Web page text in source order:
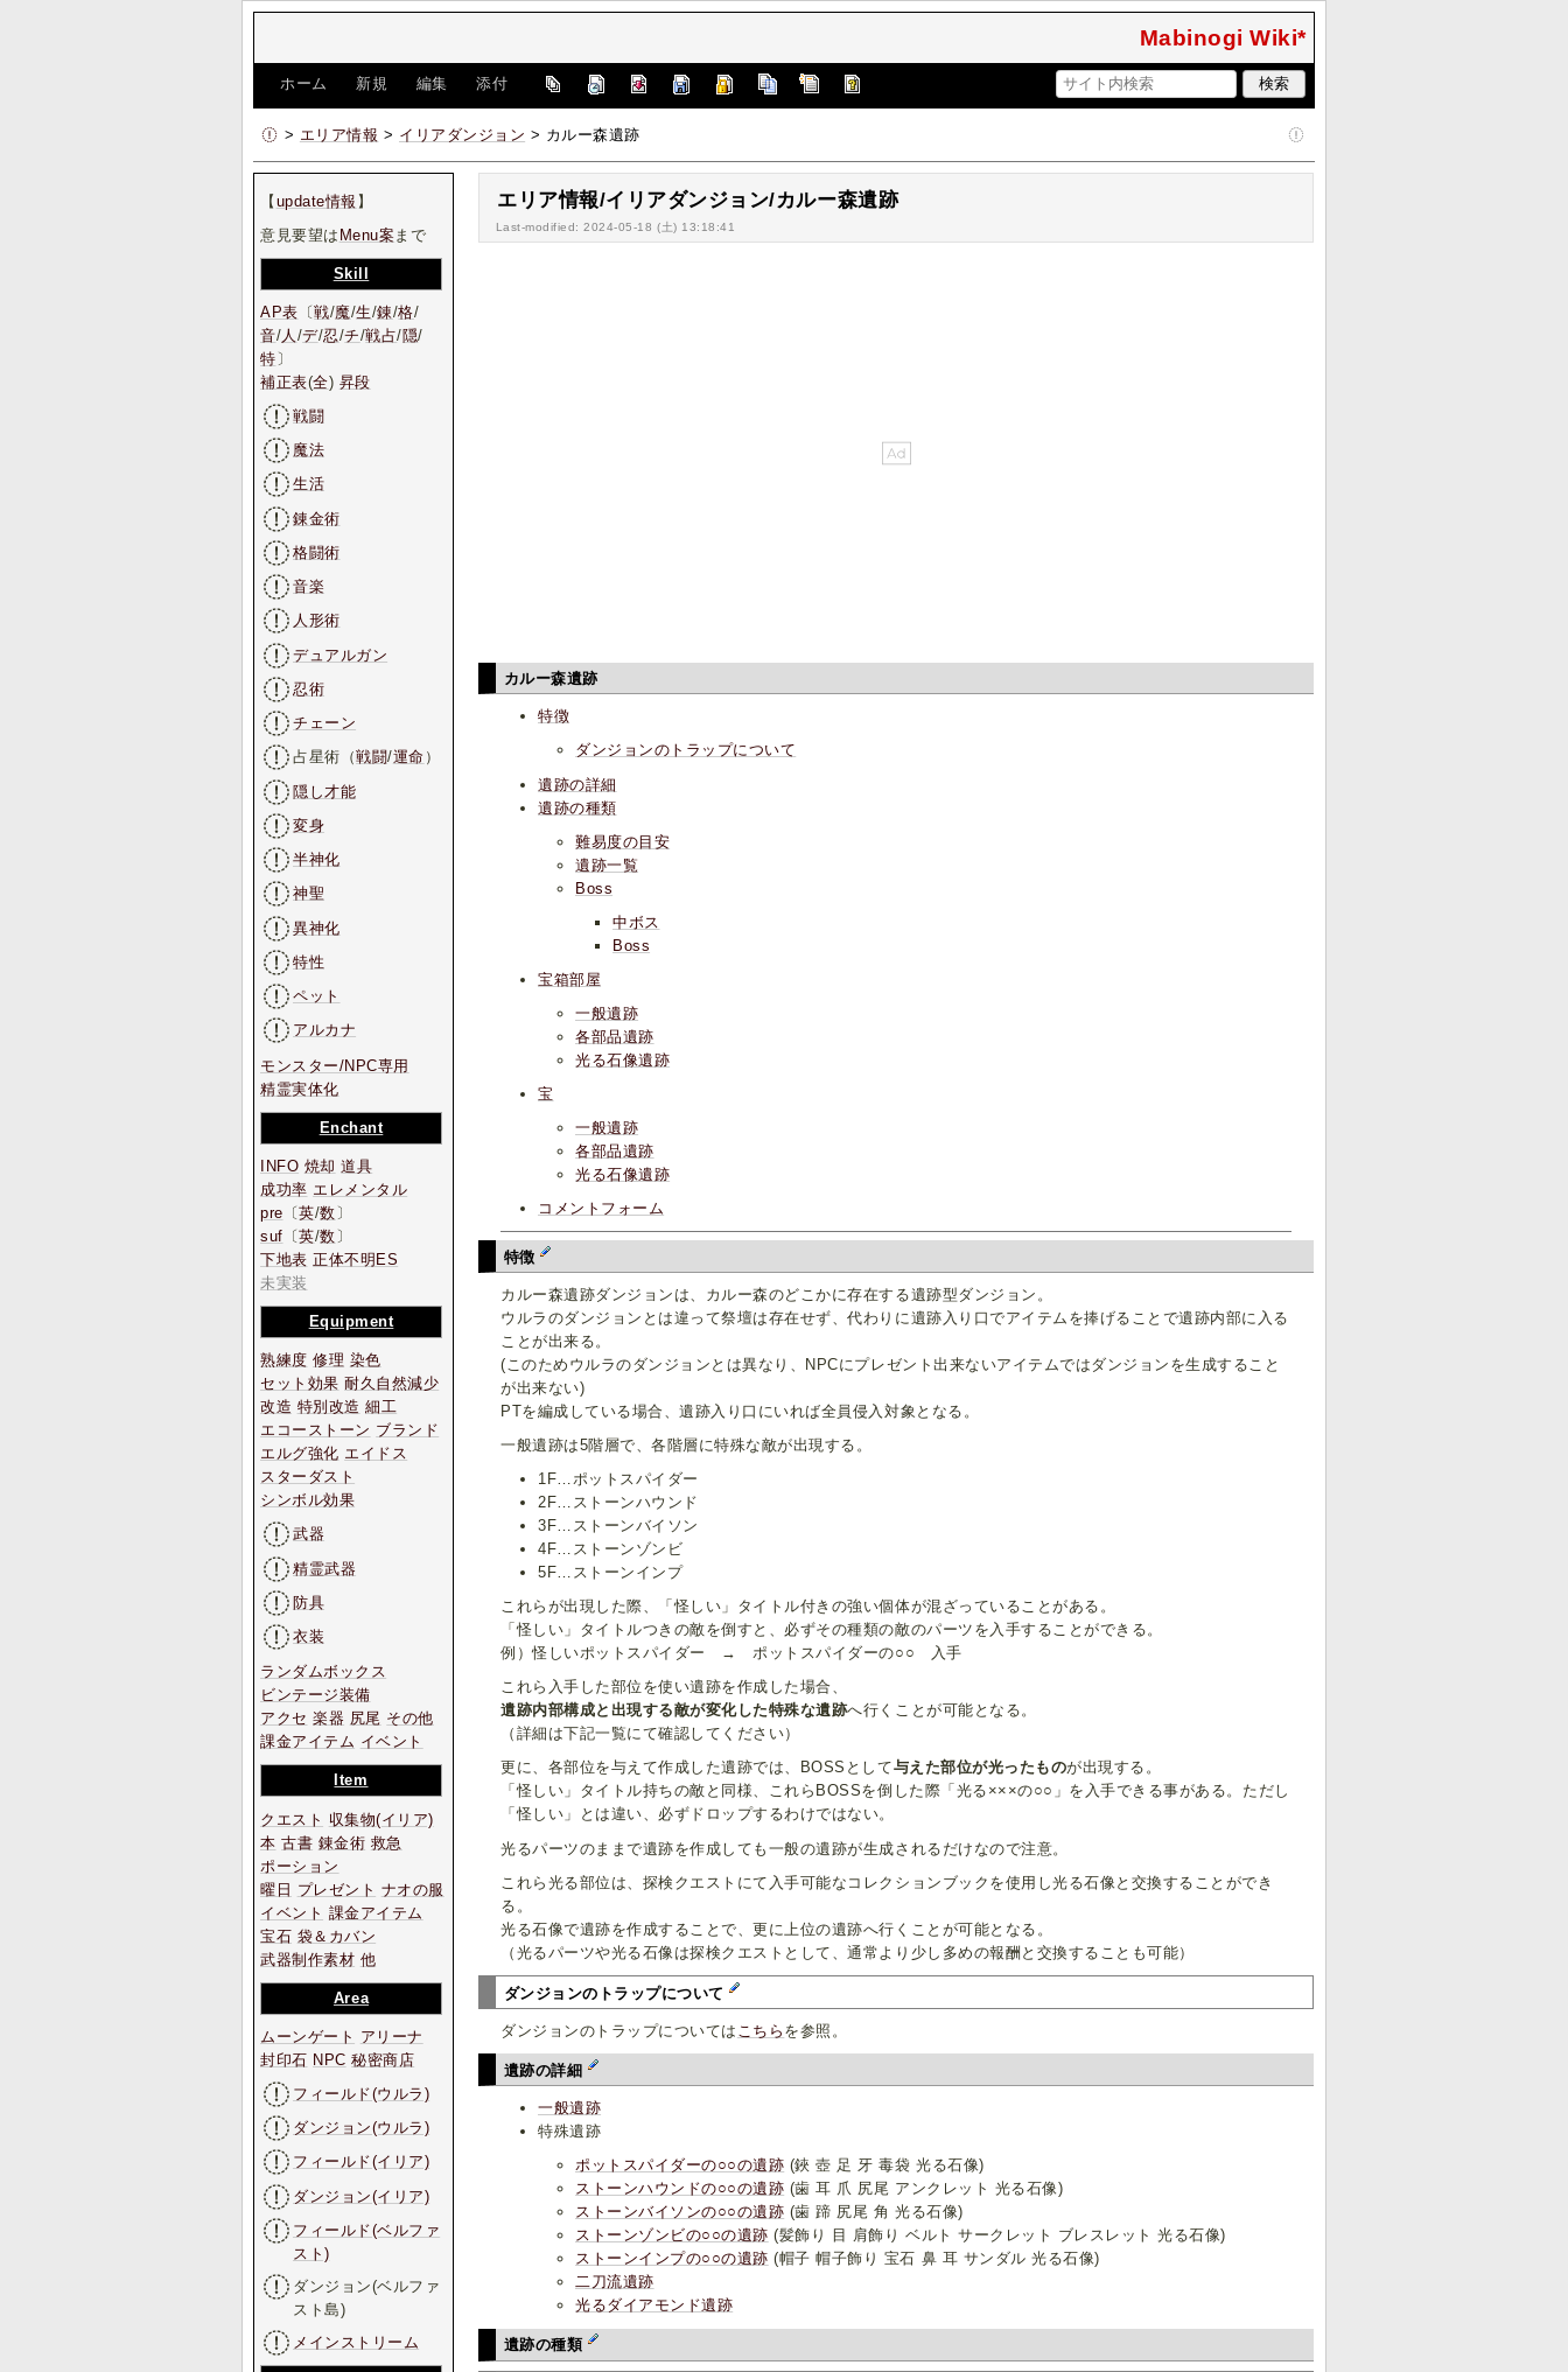
Mabinogi Wiki*
ホーム 新規 編集 添付
> エリア情報 > イリアダンジョン > カルー森遺跡
エリア情報/イリアダンジョン/カルー森遺跡
Last-modified: 2024-05-18 (土) 13:18:41
カルー森遺跡
特徴
ダンジョンのトラップについて
遺跡の詳細
遺跡の種類
難易度の目安
遺跡一覧
Boss
中ボス
Boss
宝箱部屋
一般遺跡
各部品遺跡
光る石像遺跡
宝
一般遺跡
各部品遺跡
光る石像遺跡
コメントフォーム
特徴
カルー森遺跡ダンジョンは、カルー森のどこかに存在する遺跡型ダンジョン。
ウルラのダンジョンとは違って祭壇は存在せず、代わりに遺跡入り口でアイテムを捧げることで遺跡内部に入る
ことが出来る。
(このためウルラのダンジョンとは異なり、NPCにプレゼント出来ないアイテムではダンジョンを生成すること
が出来ない)
PTを編成している場合、遺跡入り口にいれば全員侵入対象となる。
一般遺跡は5階層で、各階層に特殊な敵が出現する。
1F…ポットスパイダー
2F…ストーンハウンド
3F…ストーンバイソン
4F…ストーンゾンビ
5F…ストーンインプ
これらが出現した際、「怪しい」タイトル付きの強い個体が混ざっていることがある。
「怪しい」タイトルつきの敵を倒すと、必ずその種類の敵のパーツを入手することができる。
例）怪しいポットスパイダー → ポットスパイダーの○○ 入手
これら入手した部位を使い遺跡を作成した場合、
遺跡内部構成と出現する敵が変化した特殊な遺跡へ行くことが可能となる。
（詳細は下記一覧にて確認してください）
更に、各部位を与えて作成した遺跡では、BOSSとして与えた部位が光ったものが出現する。
「怪しい」タイトル持ちの敵と同様、これらBOSSを倒した際「光る×××の○○」を入手できる事がある。ただし
「怪しい」とは違い、必ずドロップするわけではない。
光るパーツのままで遺跡を作成しても一般の遺跡が生成されるだけなので注意。
これら光る部位は、探検クエストにて入手可能なコレクションブックを使用し光る石像と交換することができ
る。
光る石像で遺跡を作成することで、更に上位の遺跡へ行くことが可能となる。
（光るパーツや光る石像は探検クエストとして、通常より少し多めの報酬と交換することも可能）
ダンジョンのトラップについて
ダンジョンのトラップについては こちら を参照。
遺跡の詳細
一般遺跡
特殊遺跡
ポットスパイダーの○○の遺跡 (鋏 壺 足 牙 毒袋 光る石像)
ストーンハウンドの○○の遺跡 (歯 耳 爪 尻尾 アンクレット 光る石像)
ストーンバイソンの○○の遺跡 (歯 蹄 尻尾 角 光る石像)
ストーンゾンビの○○の遺跡 (髪飾り 目 肩飾り ベルト サークレット ブレスレット 光る石像)
ストーンインプの○○の遺跡 (帽子 帽子飾り 宝石 鼻 耳 サンダル 光る石像)
二刀流遺跡
光るダイアモンド遺跡
遺跡の種類
【update情報 】
意見要望は Menu案 まで
Skill
AP表 〔戦/魔/生/錬/格/
音/ 人 /デ/忍/チ/戦占/隠/
特 〕
補正表(全) 昇段
戦闘
魔法
生活
錬金術
格闘術
音楽
人形術
デュアルガン
忍術
チェーン
占星術（戦闘/運命 ）
隠し才能
変身
半神化
神聖
異神化
特性
ペット
アルカナ
モンスター/NPC専用
精霊実体化
Enchant
INFO 焼却 道具
成功率 エレメンタル
pre 〔英/数 〕
suf 〔英/数 〕
下地表 正体不明ES
未実装
Equipment
熟練度 修理 染色
セット効果 耐久自然減少
改造 特別改造 細工
エコーストーン ブランド
エルグ強化 エイドス
スターダスト
シンボル効果
武器
精霊武器
防具
衣装
ランダムボックス
ビンテージ装備
アクセ 楽器 尻尾 その他
課金アイテム イベント
Item
クエスト 収集物(イリア)
本 古書 錬金術 救急
ポーション
曜日 プレゼント ナオの服
イベント 課金アイテム
宝石 袋＆カバン
武器制作素材 他
Area
ムーンゲート アリーナ
封印石 NPC 秘密商店
フィールド(ウルラ)
ダンジョン(ウルラ)
フィールド(イリア)
ダンジョン(イリア)
フィールド(ベルファ
スト)
ダンジョン(ベルファ
スト島)
メインストリーム